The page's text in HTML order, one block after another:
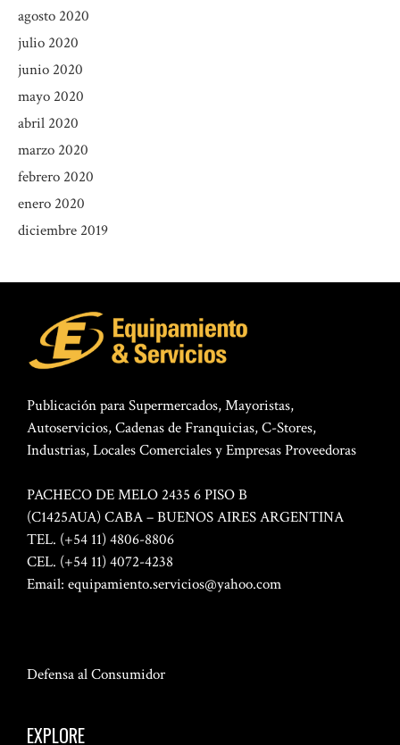
agosto 2020
julio 2020
junio 2020
mayo 2020
abril 2020
marzo 2020
febrero 2020
enero 2020
diciembre 2019
Publicación para Supermercados, Mayoristas,
Autoservicios, Cadenas de Franquicias, C-Stores,
Industrias, Locales Comerciales y Empresas Proveedoras
PACHECO DE MELO 2435 6 PISO B
(C1425AUA) CABA – BUENOS AIRES ARGENTINA
TEL. (+54 11) 4806-8806
CEL. (+54 11) 4072-4238
Email: equipamiento.servicios@yahoo.com
Defensa al Consumidor
EXPLORE